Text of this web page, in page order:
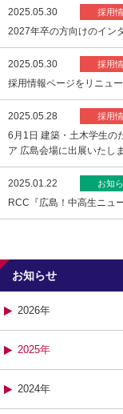
2025.05.30 採用
2027年卒の方向けのイン
2025.05.30 採用
採用情報ページをリニュ
2025.05.28 採用
6月1日 建築・土木学生の
ア 広島会場に出展いたし
2025.01.22 お知
RCC『広島！中高生ニュ
お知らせ
2026年
2025年
2024年